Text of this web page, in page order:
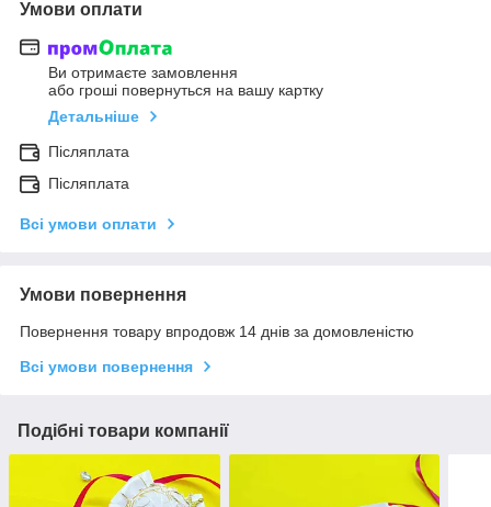
Умови оплати
Ви отримаєте замовлення
або гроші повернуться на вашу картку
Детальніше
Післяплата
Післяплата
Всі умови оплати
Умови повернення
Повернення товару впродовж 14 днів за домовленістю
Всі умови повернення
Подібні товари компанії